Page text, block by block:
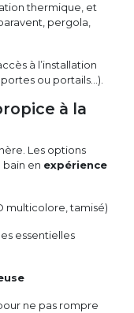
thermique, et
pergola,
à l’installation
ou portails…).
à la
Les options
bain en expérience
multicolore, tamisé)
essentielles
ne pas rompre